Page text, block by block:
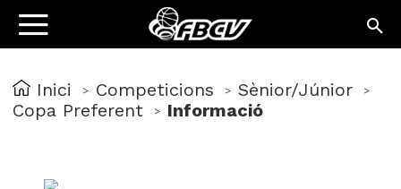
Inici > Competicions > Sènior/Júnior >
Copa Preferent > Informació